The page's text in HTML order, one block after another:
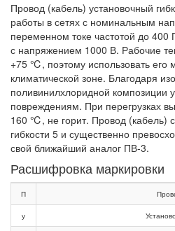
Провод (кабель) установочный
работы в сетях с номинальным
переменном токе частотой до 400
с напряжением 1000 В. Рабочие
+75 ℃, поэтому использовать его
климатической зоне. Благодаря
поливинилхлоридной композиции
повреждениям. При перегрузках
160 ℃, не горит. Провод (кабель)
гибкости 5 и существенно
свой ближайший аналог ПВ-3.
Расшифровка маркировки
П
у